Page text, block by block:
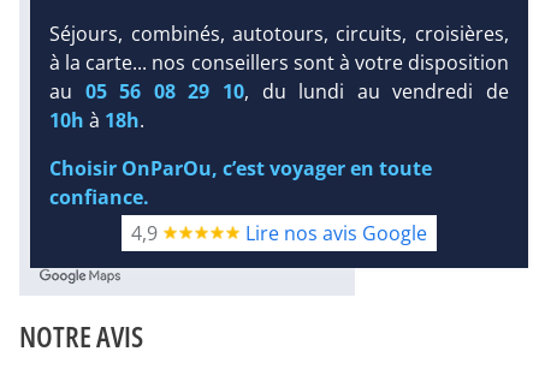
DEMANDE
D’INFORMATIONS
RÉSERVATION
Dist.Distance:
250 m
Long.Longueur
30 m
Équipement :
493
Tx
Infos golfs :
Distance depuis l'hôtel : 41 km
Diaporama
NOTRE AVIS
Séjours, combinés, autotours, circuits, croisières,
à la carte... nos conseillers sont à votre disposition
au 05 56 08 29 10, du lundi au vendredi de
10h à 18h.
Choisir OnParOu, c’est voyager en toute
confiance.
4,9
Lire nos avis Google